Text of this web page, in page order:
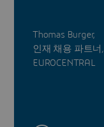
Thomas Burger,
인재 채용 파트너,
EUROCENTRAL